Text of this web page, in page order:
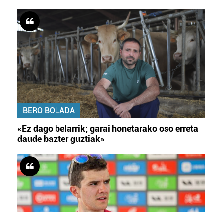
BERO BOLADA
«Ez dago belarrik; garai honetarako oso erreta
daude bazter guztiak»